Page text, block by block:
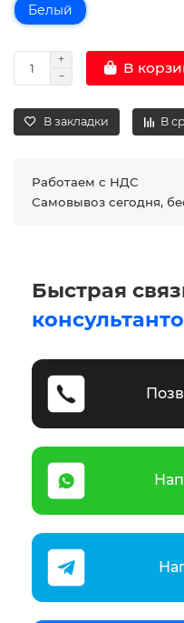
Белый
В
В закладки В
Работаем с НДС
Самовывоз сегодня,
Быстрая